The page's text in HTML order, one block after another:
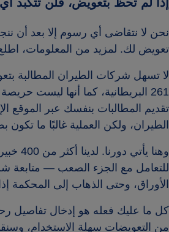
نحن لا نتقاضى أي رسوم إلا بعد أن
تعويض لك. لمزيد من المعلومات،
لا تسهل شركات الطيران المطالبة
261 البريطانية، كما أنها ليست
تقديم المطالبات بنفسك عبر الموقع
الطيران، ولكن العملية غالبًا ما
للتعامل مع الجزء الصعب — متابعة
الأوراق، وحتى الذهاب إلى المحكمة
كل ما عليك فعله هو إدخال تفاصيل
من التعويضات سهلة الاستخدام،